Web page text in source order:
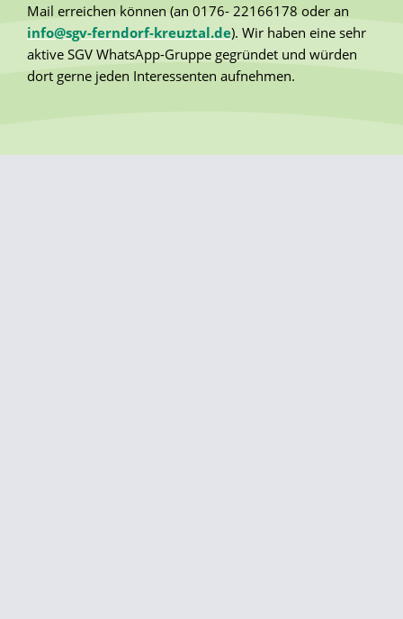
Mail erreichen können (an 0176- 22166178 oder an
info@sgv-ferndorf-kreuztal.de). Wir haben eine sehr
aktive SGV WhatsApp-Gruppe gegründet und würden
dort gerne jeden Interessenten aufnehmen.